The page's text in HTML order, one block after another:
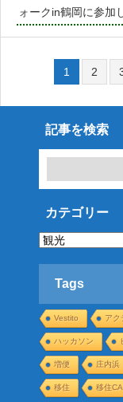
ォークin鶴岡に参加
1
2
記事を検索
カテゴリー
カ
テ
Tags
Vestito アク
ハッカソン
増便 庄内浜
移住 移住CA